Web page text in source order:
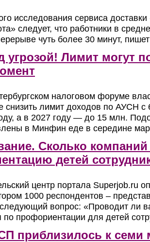
исследования сервиса
следует, что работники в
чуть более 30 минут,
угрозой! Лимит могут
налоговом форуме
снизить лимит доходов по АУСН с
а в 2027 году — до 15 млн.
в Минфин еде в середине
Сколько компаний
детей
центр портала Superjob.ru
1000 респондентов –
вопрос: «Проводит ли
по профориентации для детей
приблизилось к семи